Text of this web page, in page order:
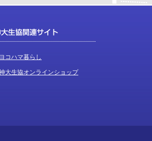
ヨコハマ暮らし
大生協オンラインショップ